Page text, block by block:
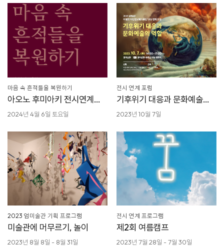
마음 속 흔적들을 복원하기
아오노 후미아키 전시연계
프로그램-1
2024년 4월 6일 토요일
전시 연계 포럼
기후위기 대응과 문화예술의
역할
2023년 10월 7일
2023 엄미술관 기획 프로그램
미술관에 머무르기, 놀이
2023년 8월 8일 - 8월 31일
전시 연계 프로그램
제2회 여름캠프
2023년 7월 28일 - 7월 30일